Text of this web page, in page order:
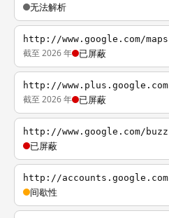
无法解析
http://www.google.com/maps
截至 2026 年 已屏蔽
http://www.plus.google.com
截至 2026 年 已屏蔽
http://www.google.com/buzz
已屏蔽
http://accounts.google.com
间歇性